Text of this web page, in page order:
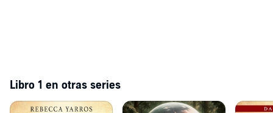
Libro 1 en otras series